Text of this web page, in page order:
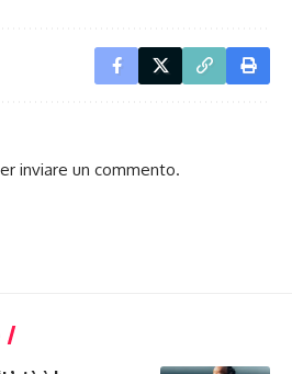
inviare un commento.